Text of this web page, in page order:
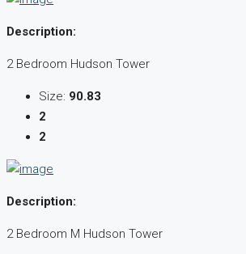
Description:
2 Bedroom Hudson Tower
Size: 90.83
2
2
Description:
2 Bedroom M Hudson Tower